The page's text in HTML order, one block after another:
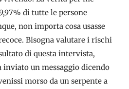
di tutte le persone
non importa cosa usasse
Bisogna valutare i rischi
di questa intervista,
inviato un messaggio dicendo
morso da un serpente a